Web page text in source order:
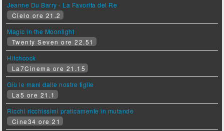
Jeanne Du Barry - La Favorita del Re
Cielo ore 21.2
Magic in the Moonlight
Twenty Seven ore 22.51
Hitchcock
La7Cinema ore 21.15
Giù le mani dalle nostre figlie
La5 ore 21.1
Ricchi ricchissimi praticamente in mutande
Cine34 ore 21